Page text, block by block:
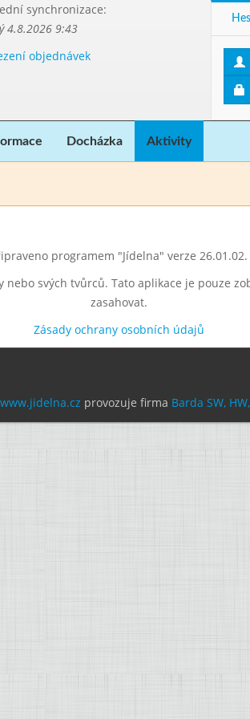
synchronizace:
4.8.2026 9:43
objednávek
Docházka Aktivity
programem "Jídelna" verze 26.01.02.
svých tvůrců. Tato aplikace je pouze
zasahovat.
Zásady ochrany osobních údajů
www.jidelna.cz provozuje firma Barda SW,